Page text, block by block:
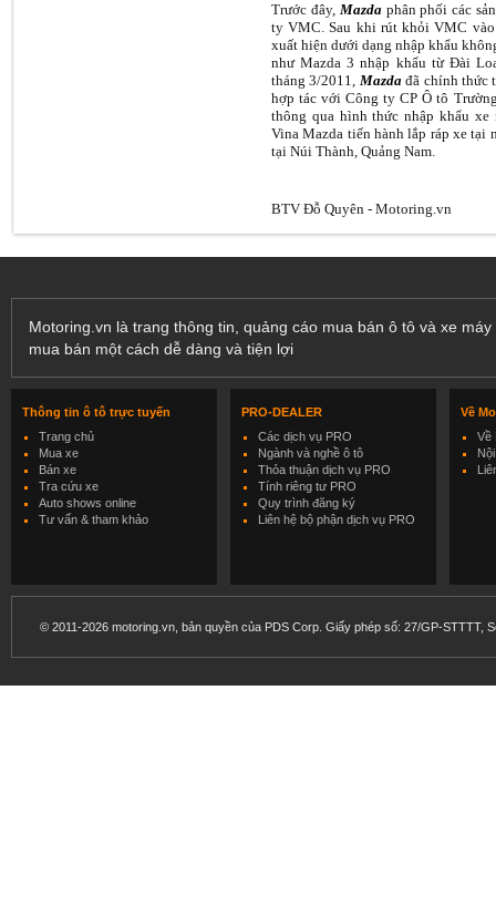
Trước đây, Mazda phân phối các
ty VMC. Sau khi rút khỏi VMC
xuất hiện dưới dạng nhập khẩu
như Mazda 3 nhập khẩu từ Đài
tháng 3/2011, Mazdađã chính thức
hợp tác với Công ty CP Ô tô
thông qua hình thức nhập khẩu
Vina Mazda tiến hành lắp ráp xe tại
tại Núi Thành, Quảng Nam.
BTV Đỗ Quyên - Motoring.vn
Motoring.vn là trang thông tin, quảng cáo mua bán ô tô và xe
mua bán một cách dễ dàng và tiện lợi
Thông tin ô tô trực tuyến
Trang chủ
Mua xe
Bán xe
Tra cứu xe
Auto shows online
Tư vấn & tham khảo
PRO-DEALER
Các dịch vụ PRO
Ngành và nghề ô tô
Thỏa thuận dịch vụ PRO
Tính riêng tư PRO
Quy trình đăng ký
Liên hệ bộ phận dịch vụ PRO
Về
Về
© 2011-2026 motoring.vn, bản quyền của PDS Corp. Giấy phép số: 27/GP-STTTT,